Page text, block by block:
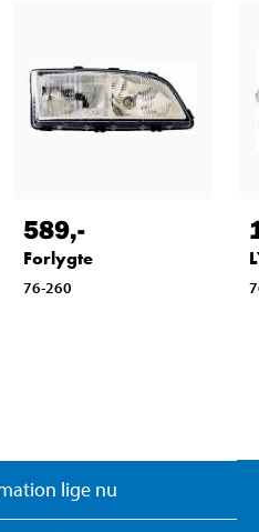
589,-
Forlygte
76-260
lige nu